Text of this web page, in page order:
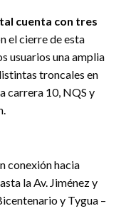
cuenta con tres
el cierre de esta
usuarios una amplia
troncales en
carrera 10, NQS y
conexión hacia
la Av. Jiménez y
y Tygua –